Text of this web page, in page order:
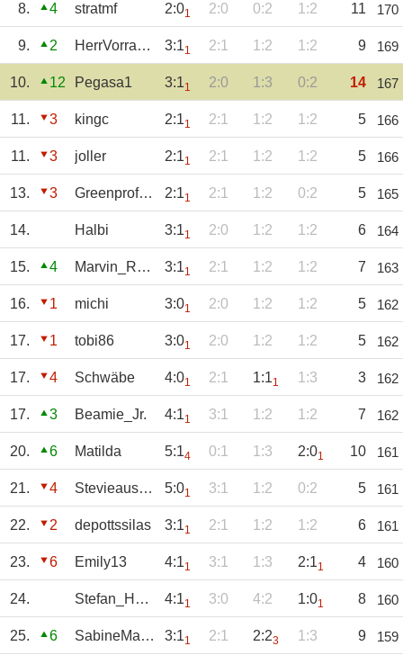
8. 4 stratmf 2:01 2:0 0:2 1:2 11 170
9. 2 HerrVorragend 3:11 2:1 1:2 1:2 9 169
10. 12 Pegasa1 3:11 2:0 1:3 0:2 14 167
11. 3 kingc 2:11 2:1 1:2 1:2 5 166
11. 3 joller 2:11 2:1 1:2 1:2 5 166
13. 3 Greenprofi2017 2:11 2:1 1:2 0:2 5 165
14. Halbi 3:11 2:0 1:2 1:2 6 164
15. 4 Marvin_Rameil 3:11 2:1 1:2 1:2 7 163
16. 1 michi 3:01 2:0 1:2 1:2 5 162
17. 1 tobi86 3:01 2:0 1:2 1:2 5 162
17. 4 Schwäbe 4:01 2:1 1:11 1:3 3 162
17. 3 Beamie_Jr. 4:11 3:1 1:2 1:2 7 162
20. 6 Matilda 5:14 0:1 1:3 2:01 10 161
21. 4 StevieausKöln 5:01 3:1 1:2 0:2 5 161
22. 2 depottssilas 3:11 2:1 1:2 1:2 6 161
23. 6 Emily13 4:11 3:1 1:3 2:11 4 160
24. Stefan_Heimes 4:11 3:0 4:2 1:01 8 160
25. 6 SabineMarek 3:11 2:1 2:23 1:3 9 159